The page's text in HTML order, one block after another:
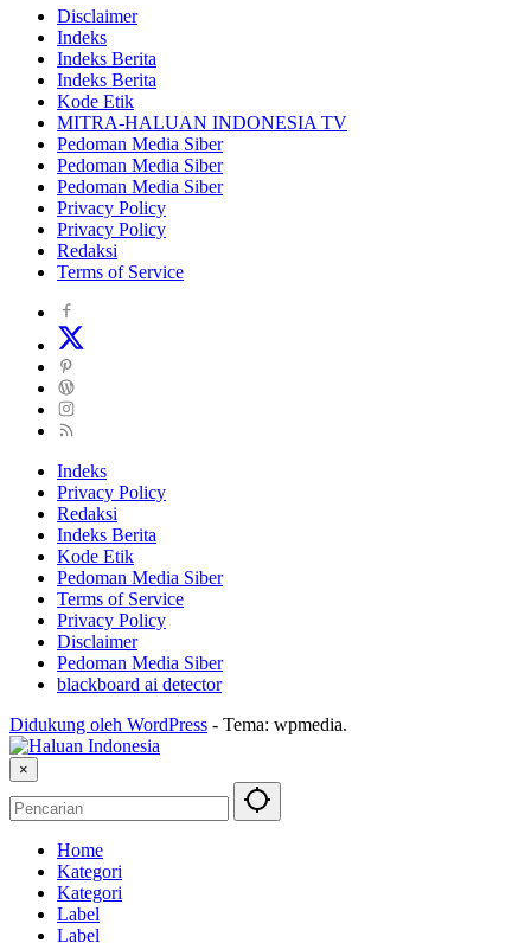
Disclaimer
Indeks
Indeks Berita
Indeks Berita
Kode Etik
MITRA-HALUAN INDONESIA TV
Pedoman Media Siber
Pedoman Media Siber
Pedoman Media Siber
Privacy Policy
Privacy Policy
Redaksi
Terms of Service
Indeks
Privacy Policy
Redaksi
Indeks Berita
Kode Etik
Pedoman Media Siber
Terms of Service
Privacy Policy
Disclaimer
Pedoman Media Siber
blackboard ai detector
Didukung oleh WordPress - Tema: wpmedia.
×
Home
Kategori
Kategori
Label
Label